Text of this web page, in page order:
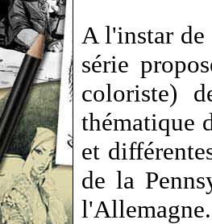
A l'instar de
série
coloriste)
thématique
et
de la
l'Allemagne.